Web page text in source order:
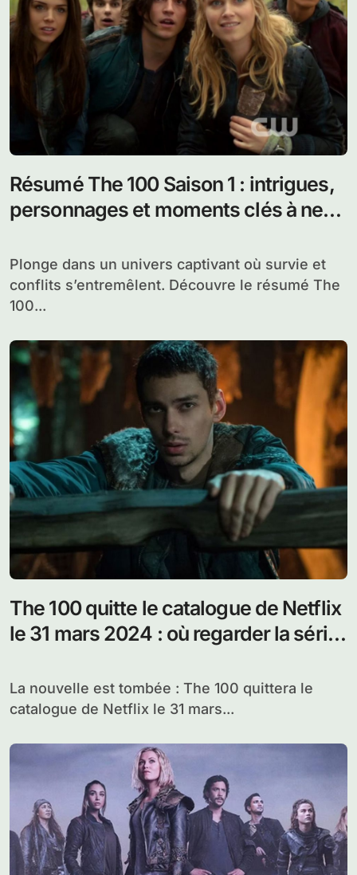
Résumé The 100 Saison 1 : intrigues,
personnages et moments clés à ne
Plonge dans un univers captivant où survie et
conflits s’entremêlent. Découvre le résumé The
100...
The 100 quitte le catalogue de Netflix
le 31 mars 2024 : où regarder la série
La nouvelle est tombée : The 100 quittera le
catalogue de Netflix le 31 mars...